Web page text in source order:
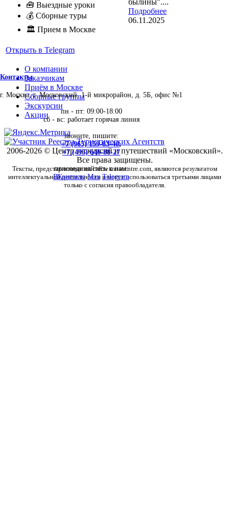
🧰 Выездные уроки
💰 Сборные туры
🏛 Прием в Москве
Открыть в Telegram
былины"....
Подробнее
06.11.2025
Контакты
г. Москва, г. Московский, 1-й микрорайон, д. 5Б, офис №1
пн - пт: 09:00-18:00
сб - вс: работает горячая линия
звоните, пишите:
+7 (965) 159-83-40,
+7 (495) 646-88-27
присоединяйтесь к нам:
ВКонтакте Max Telegram
О компании
Заказчикам
Приём в Москве
Сборные группы
Экскурсии
Акции
2006-2026 © Центр экскурсий и путешествий «Московский».
Все права защищены.
Тексты, представленные на сайте moscentre.com, являются результатом
интеллектуальной деятельности и могут использоваться третьими лицами
только с согласия правообладателя.